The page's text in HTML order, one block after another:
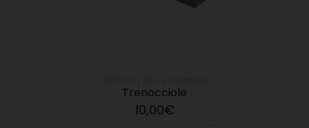
Trenocciole
10,00€